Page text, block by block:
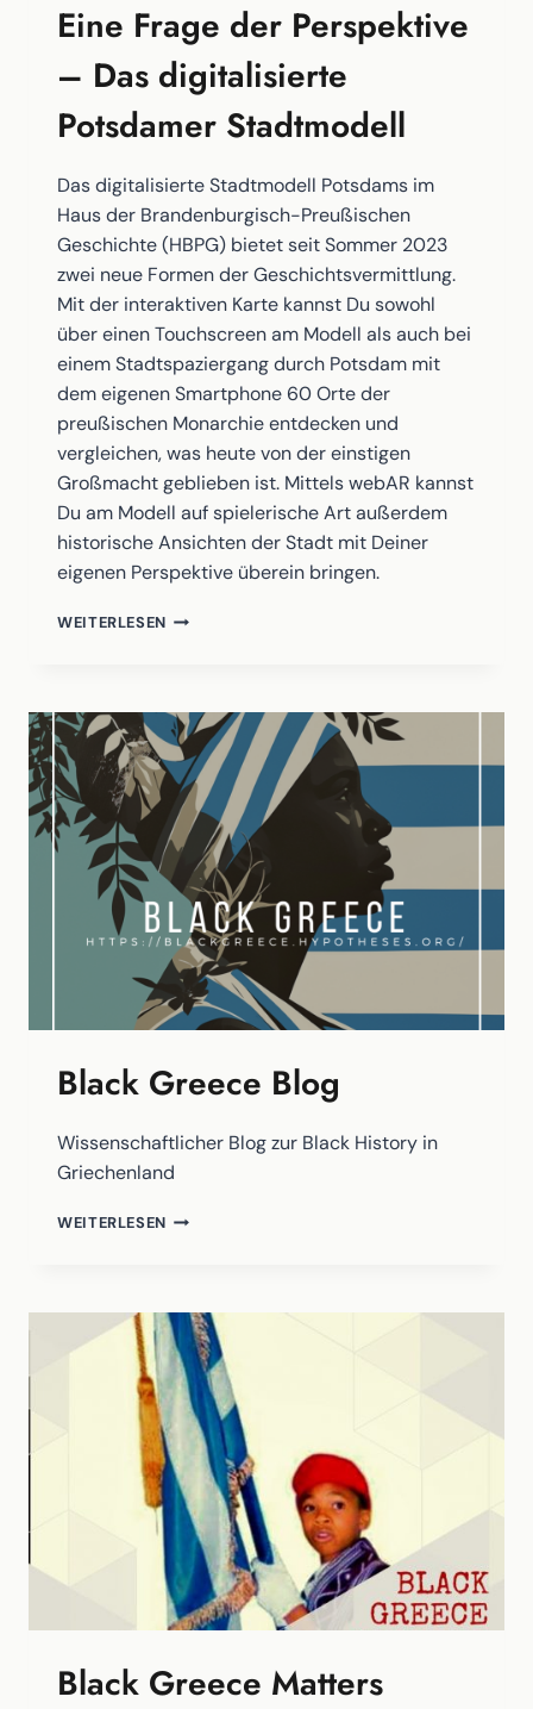
Eine Frage der Perspektive
– Das digitalisierte
Potsdamer Stadtmodell
Das digitalisierte Stadtmodell Potsdams im
Haus der Brandenburgisch-Preußischen
Geschichte (HBPG) bietet seit Sommer 2023
zwei neue Formen der Geschichtsvermittlung.
Mit der interaktiven Karte kannst Du sowohl
über einen Touchscreen am Modell als auch bei
einem Stadtspaziergang durch Potsdam mit
dem eigenen Smartphone 60 Orte der
preußischen Monarchie entdecken und
vergleichen, was heute von der einstigen
Großmacht geblieben ist. Mittels webAR kannst
Du am Modell auf spielerische Art außerdem
historische Ansichten der Stadt mit Deiner
eigenen Perspektive überein bringen.
WEITERLESEN EINE
–
DAS
DIGITALISIERTE
POTSDAMER
STADTMODELL
Black Greece Blog
Wissenschaftlicher Blog zur Black History in
Griechenland
WEITERLESEN BLACK
Black Greece Matters